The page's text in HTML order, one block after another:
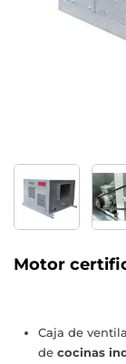
Motor
Caja de
de cocinas